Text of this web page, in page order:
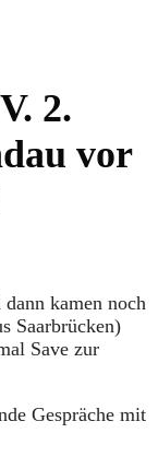
2.
vor
kamen noch
Saarbrücken)
Save zur
Gespräche mit